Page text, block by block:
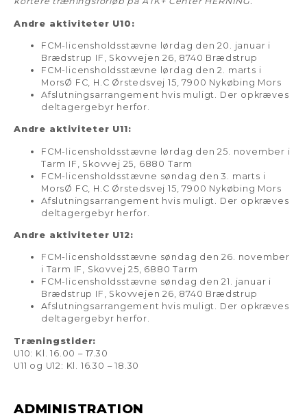
Andre aktiviteter U10:
FCM-licensholdsstævne lørdag den 20. januar i
Brædstrup IF, Skovvejen 26, 8740 Brædstrup
FCM-licensholdsstævne lørdag den 2. marts i
MorsØ FC, H.C Ørstedsvej 15, 7900 Nykøbing Mors
Afslutningsarrangement hvis muligt. Der opkræves
deltagergebyr herfor.
Andre aktiviteter U11:
FCM-licensholdsstævne lørdag den 25. november i
Tarm IF, Skovvej 25, 6880 Tarm
FCM-licensholdsstævne søndag den 3. marts i
MorsØ FC, H.C Ørstedsvej 15, 7900 Nykøbing Mors
Afslutningsarrangement hvis muligt. Der opkræves
deltagergebyr herfor.
Andre aktiviteter U12:
FCM-licensholdsstævne søndag den 26. november
i Tarm IF, Skovvej 25, 6880 Tarm
FCM-licensholdsstævne søndag den 21. januar i
Brædstrup IF, Skovvejen 26, 8740 Brædstrup
Afslutningsarrangement hvis muligt. Der opkræves
deltagergebyr herfor.
Træningstider:
U10: Kl. 16.00 – 17.30
U11 og U12: Kl. 16.30 – 18.30
ADMINISTRATION